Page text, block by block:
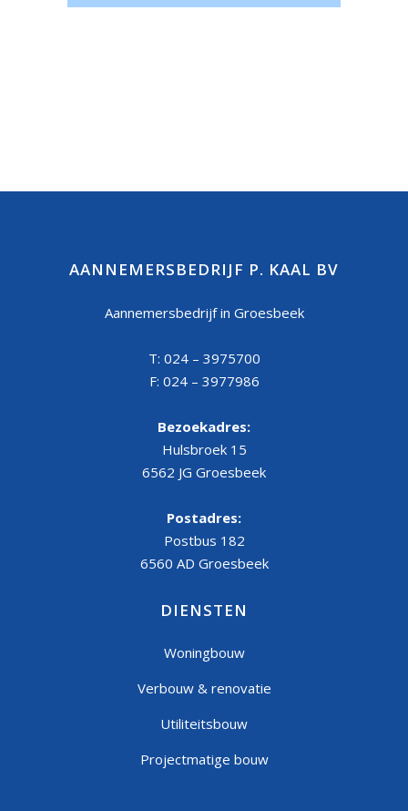
AANNEMERSBEDRIJF P. KAAL BV
Aannemersbedrijf in Groesbeek
T: 024 – 3975700
F: 024 – 3977986
Bezoekadres:
Hulsbroek 15
6562 JG Groesbeek
Postadres:
Postbus 182
6560 AD Groesbeek
DIENSTEN
Woningbouw
Verbouw & renovatie
Utiliteitsbouw
Projectmatige bouw